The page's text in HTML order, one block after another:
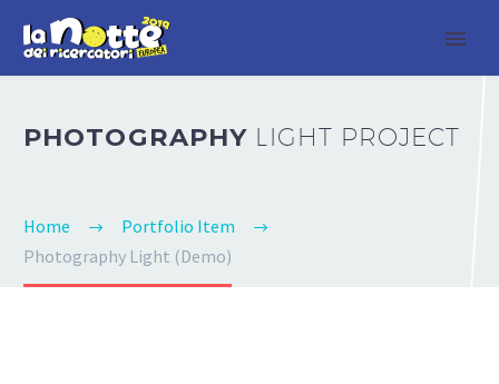
PHOTOGRAPHY LIGHT PROJECT
Home
Portfolio Item
Photography Light (Demo)